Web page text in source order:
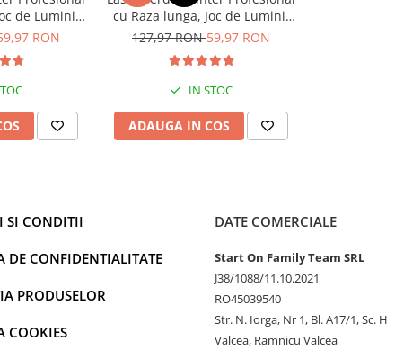
rază de acțiune de 500 de
Mâner pentru prindere cu
de ofițeri de pompieri de
activități sportive,
pentru utilizare. Înregistrare
de Lumini,
Pentru
RON
cu Raza lunga, Joc de Lumini,
Acumulator, USB, Pentru
127,97 RON59,97 RON
IN STOC
ADAUGA IN COS
SI CONDITII
DE CONFIDENTIALITATE
PRODUSELOR
COOKIES
DATE COMERCIALE
Start On Family Team SRL
J38/1088/11.10.2021
RO45039540
Str. N. Iorga, Nr 1, Bl. A17/1, Sc. H
Valcea, Ramnicu Valcea